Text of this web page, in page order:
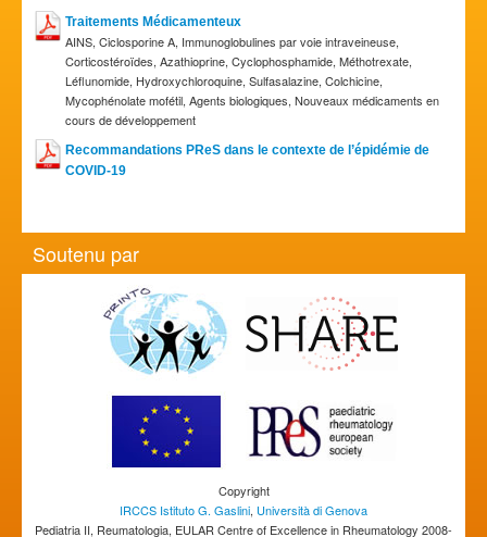
Traitements Médicamenteux
AINS, Ciclosporine A, Immunoglobulines par voie intraveineuse,
Corticostéroïdes, Azathioprine, Cyclophosphamide, Méthotrexate,
Léflunomide, Hydroxychloroquine, Sulfasalazine, Colchicine,
Mycophénolate mofétil, Agents biologiques, Nouveaux médicaments en
cours de développement
Recommandations PReS dans le contexte de l’épidémie de
COVID-19
Soutenu par
Copyright
IRCCS Istituto G. Gaslini, Università di Genova
Pediatria II, Reumatologia, EULAR Centre of Excellence in Rheumatology 2008-